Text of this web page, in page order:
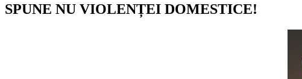
SPUNE NU VIOLENȚEI DOMESTICE!